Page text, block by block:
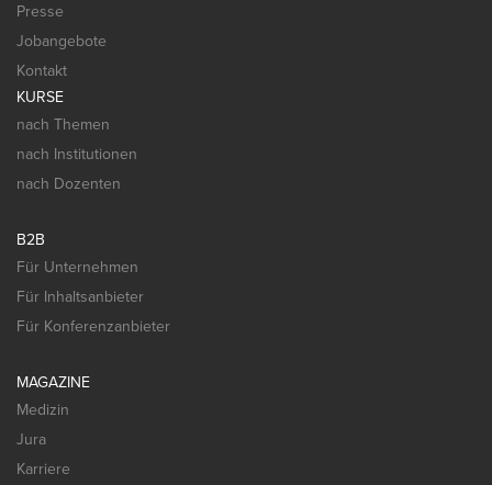
Presse
Jobangebote
Kontakt
KURSE
nach Themen
nach Institutionen
nach Dozenten
B2B
Für Unternehmen
Für Inhaltsanbieter
Für Konferenzanbieter
MAGAZINE
Medizin
Jura
Karriere